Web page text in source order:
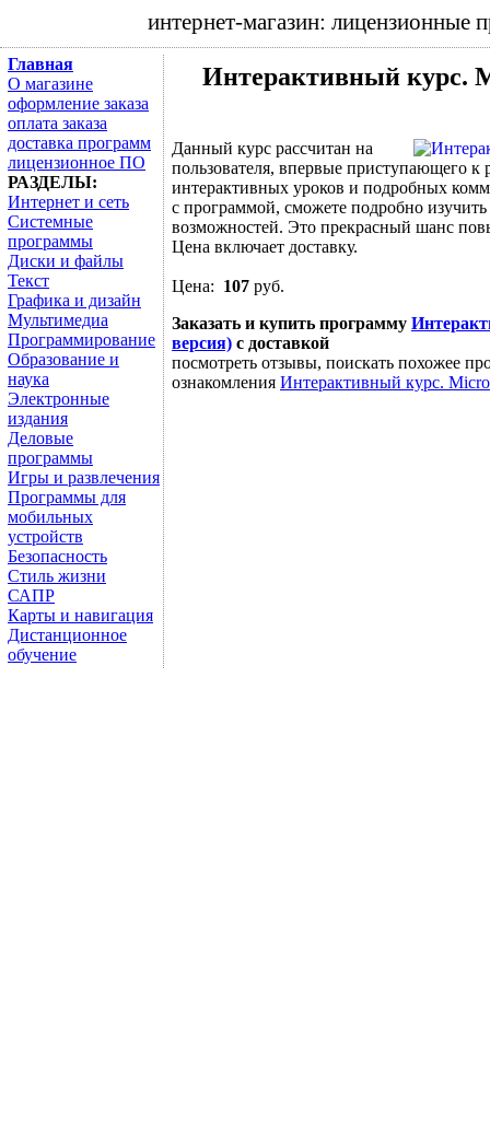
интернет-магазин:
Главная
О магазине
оформление заказа
оплата заказа
доставка программ
лицензионное ПО
РАЗДЕЛЫ:
Интернет и сеть
Системные
программы
Диски и файлы
Текст
Графика и дизайн
Мультимедиа
Программирование
Образование и
наука
Электронные
издания
Деловые
программы
Игры и развлечения
Программы для
мобильных
устройств
Безопасность
Стиль жизни
САПР
Карты и навигация
Дистанционное
обучение
Интерактивный курс.
Данный курс рассчитан на
пользователя, впервые приступающего
интерактивных уроков и подробных
с программой, сможете подробно
возможностей. Это прекрасный шанс
Цена включает доставку.
Цена: 107 руб.
Заказать и купить программу
версия) с доставкой
посмотреть отзывы, поискать похожее
ознакомления Интерактивный курс.